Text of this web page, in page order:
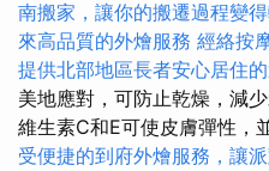
南搬家，讓你的搬遷過程變
來高品質的外燴服務 經絡按
提供北部地區長者安心居住
美地應對，可防止乾燥，減
維生素C和E可使皮膚彈性，
受便捷的到府外燴服務，讓